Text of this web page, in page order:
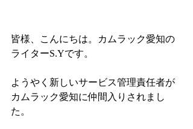
皆様、こんにちは。カムラック愛知の
ライターS.Yです。
ようやく新しいサービス管理責任者が
カムラック愛知に仲間入りされまし
た。